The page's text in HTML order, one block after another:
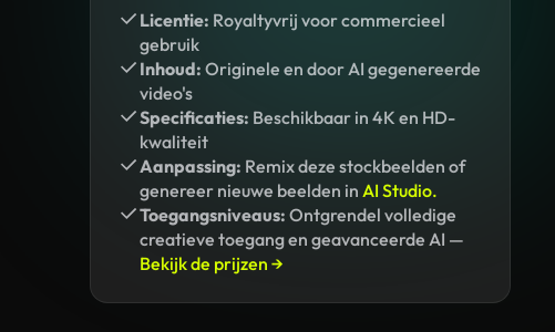
Licentie: Royaltyvrij voor commercieel
gebruik
Inhoud: Originele en door AI gegenereerde
video's
Specificaties: Beschikbaar in 4K en HD-
kwaliteit
Aanpassing: Remix deze stockbeelden of
genereer nieuwe beelden in AI Studio.
Toegangsniveaus: Ontgrendel volledige
creatieve toegang en geavanceerde AI —
Bekijk de prijzen →